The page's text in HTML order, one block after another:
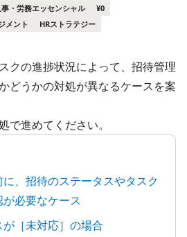
事・労務エッセンシャル
¥0
メント
HRストラテジー
クの進捗状況によって、招待管理
どうかの対処が異なるケースを案
で進めてください。
、招待のステータスやタスク
必要なケース
［未対応］の場合